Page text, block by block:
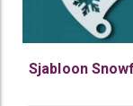
Sjabloon